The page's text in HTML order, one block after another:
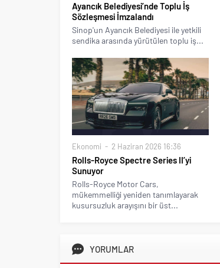
Ayancık Belediyesi’nde Toplu İş
Sözleşmesi İmzalandı
Sinop'un Ayancık Belediyesi ile yetkili
sendika arasında yürütülen toplu iş...
Ekonomi 2 Haziran 2026 16:36
Rolls-Royce Spectre Series II’yi
Sunuyor
Rolls-Royce Motor Cars,
mükemmelliği yeniden tanımlayarak
kusursuzluk arayışını bir üst...
YORUMLAR